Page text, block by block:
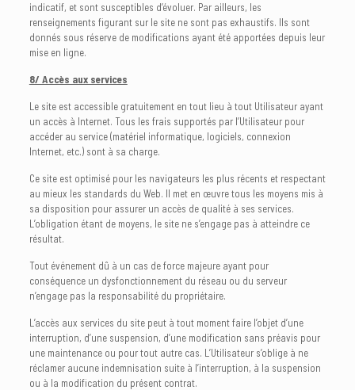
indicatif, et sont susceptibles d’évoluer. Par ailleurs, les
renseignements figurant sur le site ne sont pas exhaustifs. Ils sont
donnés sous réserve de modifications ayant été apportées depuis leur
mise en ligne.
8/ Accès aux services
Le site est accessible gratuitement en tout lieu à tout Utilisateur ayant
un accès à Internet. Tous les frais supportés par l’Utilisateur pour
accéder au service (matériel informatique, logiciels, connexion
Internet, etc.) sont à sa charge.
Ce site est optimisé pour les navigateurs les plus récents et respectant
au mieux les standards du Web. Il met en œuvre tous les moyens mis à
sa disposition pour assurer un accès de qualité à ses services.
L’obligation étant de moyens, le site ne s’engage pas à atteindre ce
résultat.
Tout événement dû à un cas de force majeure ayant pour
conséquence un dysfonctionnement du réseau ou du serveur
n’engage pas la responsabilité du propriétaire.
L’accès aux services du site peut à tout moment faire l’objet d’une
interruption, d’une suspension, d’une modification sans préavis pour
une maintenance ou pour tout autre cas. L’Utilisateur s’oblige à ne
réclamer aucune indemnisation suite à l’interruption, à la suspension
ou à la modification du présent contrat.